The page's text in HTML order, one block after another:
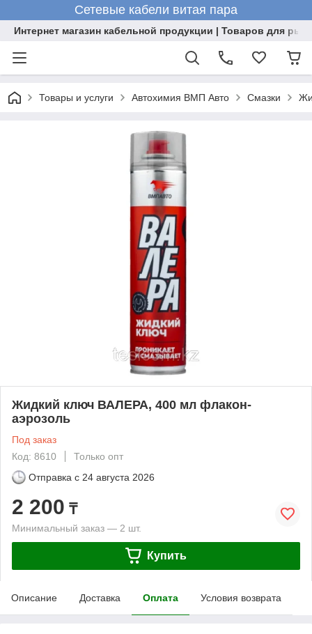
Сетевые кабели витая пара
Интернет магазин кабельной продукции | Товаров для
Товары и услуги Автохимия ВМП Авто Смазки
Жидкий ключ ВАЛЕРА, 400 мл флакон-
аэрозоль
Под заказ
Код: 8610
Только опт
Отправка с 24 августа 2026
2 200 ₸
Минимальный заказ — 2 шт.
Купить
Описание Доставка Оплата Условия возврата